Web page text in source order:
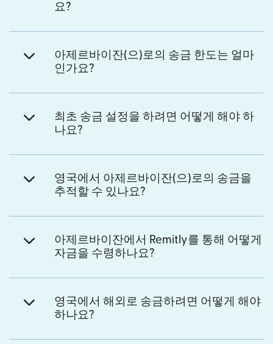
요?
아제르바이잔(으)로의 송금 한도는 얼마
인가요?
최초 송금 설정을 하려면 어떻게 해야 하
나요?
영국에서 아제르바이잔(으)로의 송금을
추적할 수 있나요?
아제르바이잔에서 Remitly를 통해 어떻게
자금을 수령하나요?
영국에서 해외로 송금하려면 어떻게 해야
하나요?